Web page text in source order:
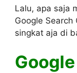
Lalu, apa saja
Google Search
singkat aja di